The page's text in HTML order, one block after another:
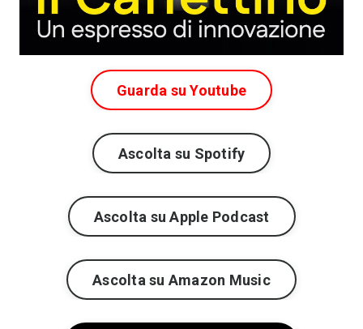
Guarda su Youtube
Ascolta su Spotify
Ascolta su Apple Podcast
Ascolta su Amazon Music